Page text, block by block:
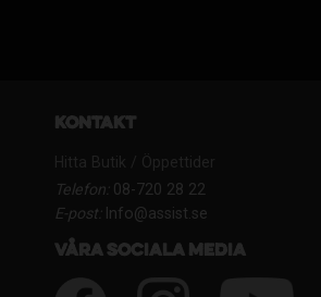
Kontakt
Hitta Butik / Öppettider
Telefon:08-720 28 22
E-post:Info@assist.se
Våra sociala media